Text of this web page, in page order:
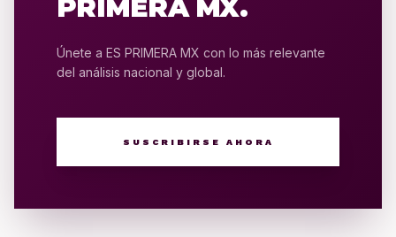
PRIMERA MX.
Únete a ES PRIMERA MX con lo más relevante
del análisis nacional y global.
SUSCRIBIRSE AHORA